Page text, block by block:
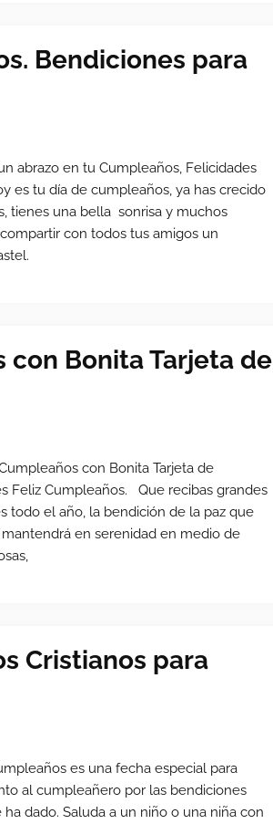
Bendiciones para
abrazo en tu Cumpleaños, Felicidades
es tu día de cumpleaños, ya has crecido
tienes una bella sonrisa y muchos
con todos tus amigos un
con Bonita Tarjeta de
con Bonita Tarjeta de
Feliz Cumpleaños. Que recibas grandes
todo el año, la bendición de la paz que
en serenidad en medio de
Cristianos para
es una fecha especial para
al cumpleañero por las bendiciones
ha dado. Saluda a un niño o una niña con